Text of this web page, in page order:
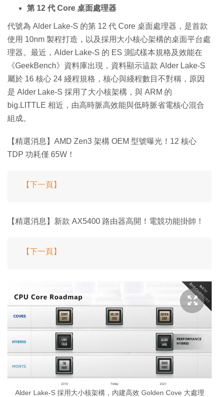
第 12 代 Core 桌面處理器
代號為 Alder Lake-S 的第 12 代 Core 桌面處理器，是首款
使用 10nm 製程打造，以及採用大小核心架構的桌面平台處
理器。最近，Alder Lake-S 的 ES 測試樣本規格及效能在
《GeekBench》資料庫出現，資料顯示這款 Alder Lake-S
屬於 16 核心 24 綫程規格，核心與綫程數目不對稱，原因
是 Alder Lake-S 採用了大小核架構，與 ARM 的
big.LITTLE 相近，由高時脈高效能與低時脈省電核心混合
組成。
【精選消息】AMD Zen3 架構 OEM 型號曝光！12 核心
TDP 功耗僅 65W！
【下一頁】
【精選消息】新款 AX5400 路由器高開！電競功能掛帥！
【下一頁】
Alder Lake-S 採用大小核架構，內建高效 Golden Cove 大處理